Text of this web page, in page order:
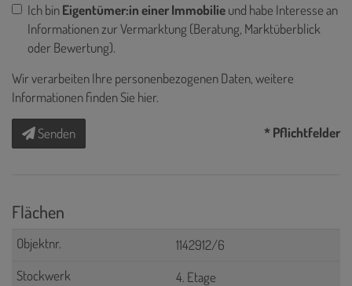
Ich binEigentümer:in einer Immobilieund habe Interesse an
Informationen zur Vermarktung (Beratung, Marktüberblick
oder Bewertung).
Wir verarbeiten Ihre personenbezogenen Daten, weitere
Informationen finden Sie hier.
Senden * Pflichtfelder
Flächen
1142912/6
4. Etage